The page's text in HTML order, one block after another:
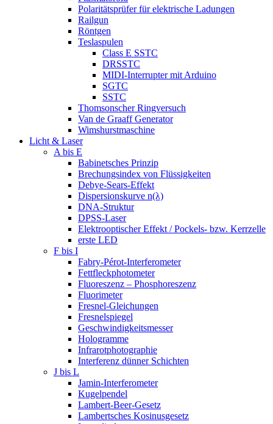
Polaritätsprüfer für elektrische Ladungen
Railgun
Röntgen
Teslaspulen
Class E SSTC
DRSSTC
MIDI-Interrupter mit Arduino
SGTC
SSTC
Thomsonscher Ringversuch
Van de Graaff Generator
Wimshurstmaschine
Licht & Laser
A bis E
Babinetsches Prinzip
Brechungsindex von Flüssigkeiten
Debye-Sears-Effekt
Dispersionskurve n(λ)
DNA-Struktur
DPSS-Laser
Elektrooptischer Effekt / Pockels- bzw. Kerrzelle
erste LED
F bis I
Fabry-Pérot-Interferometer
Fettfleckphotometer
Fluoreszenz – Phosphoreszenz
Fluorimeter
Fresnel-Gleichungen
Fresnelspiegel
Geschwindigkeitsmesser
Hologramme
Infrarotphotographie
Interferenz dünner Schichten
J bis L
Jamin-Interferometer
Kugelpendel
Lambert-Beer-Gesetz
Lambertsches Kosinusgesetz